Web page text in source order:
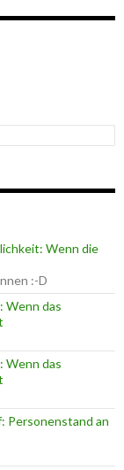
Wenn die
:-D
Wenn das
Wenn das
Personenstand an